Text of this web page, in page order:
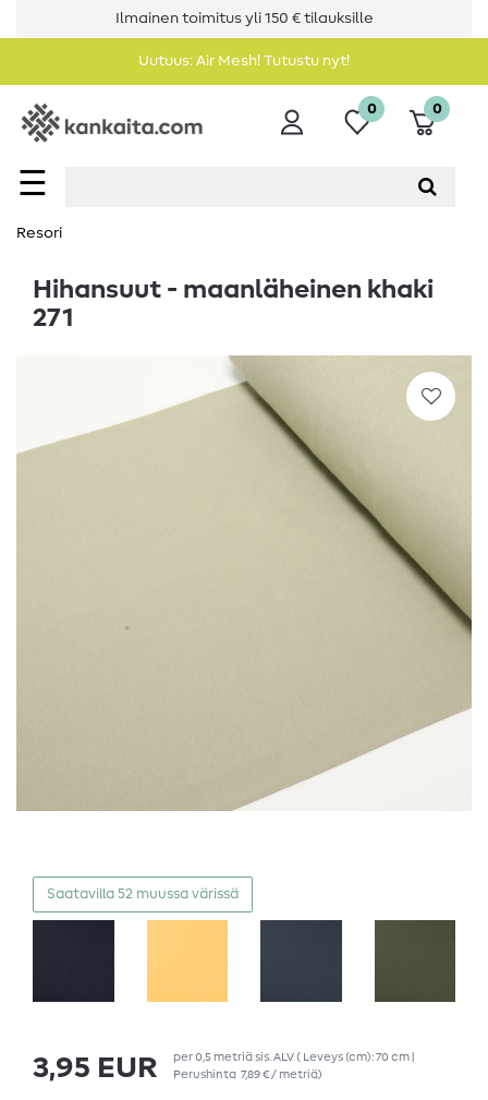
Ilmainen toimitus yli 150 € tilauksille
Uutuus: Air Mesh! Tutustu nyt!
☰
0 0
Resori
Hihansuut - maanläheinen khaki
271
Saatavilla 52 muussa värissä
3,95 EUR per0,5 metriäsis. ALV( Leveys (cm): 70 cm |
Perushinta 7,89 € / metriä)